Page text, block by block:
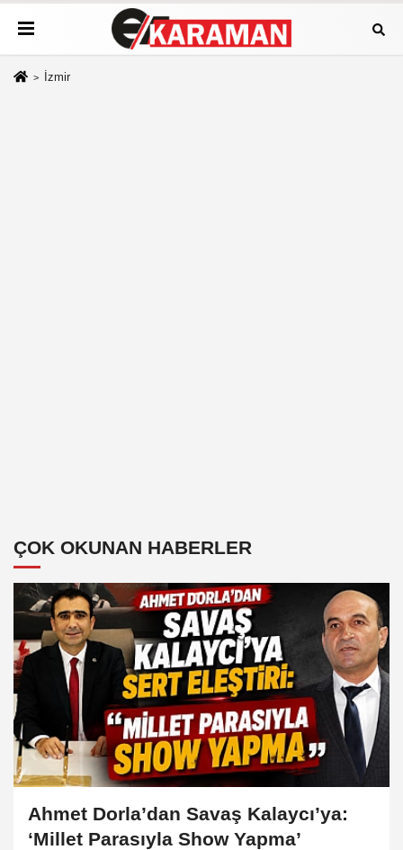
İzmir
ÇOK OKUNAN HABERLER
Ahmet Dorla’dan Savaş Kalaycı’ya:
‘Millet Parasıyla Show Yapma’